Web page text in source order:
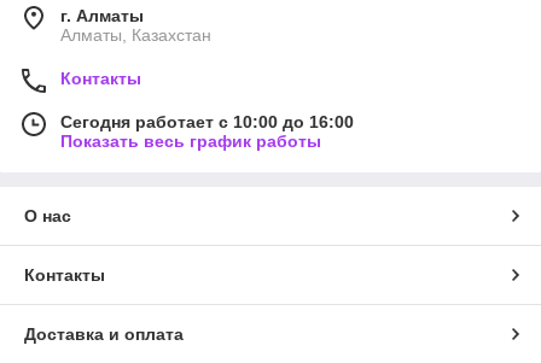
г. Алматы
Алматы, Казахстан
Контакты
Сегодня работает с 10:00 до 16:00
Показать весь график работы
О нас
Контакты
Доставка и оплата